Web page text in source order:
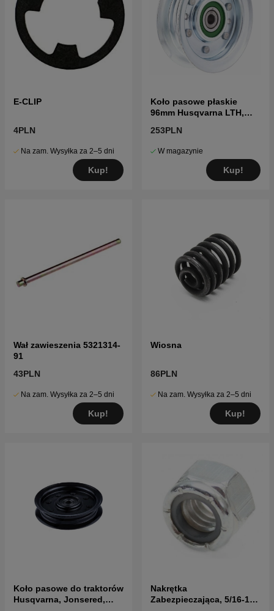
E-CLIP
4PLN
Na zam. Wysyłka za 2–5 dni
Kup!
Koło pasowe płaskie
96mm Husqvarna LTH,
253PLN
W magazynie
Kup!
Wał zawieszenia 5321314-
91
43PLN
Na zam. Wysyłka za 2–5 dni
Kup!
Wiosna
86PLN
Na zam. Wysyłka za 2–5 dni
Kup!
Koło pasowe do traktorów
Husqvarna, Jonsered,
Nakrętka
Zabezpieczająca, 5/16-18